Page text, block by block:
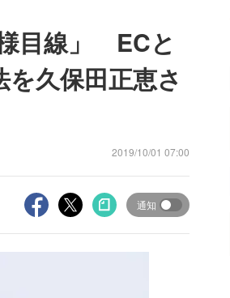
目線」 ECと
久保田正恵さ
2019/10/01 07:00
通知